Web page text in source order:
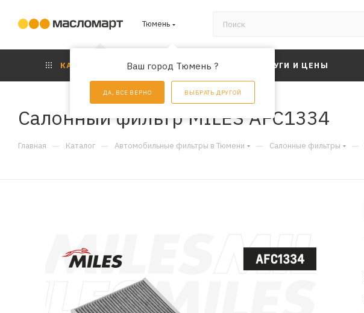
Тюмень
Ваш город Тюмень ?
ДА, ВСЕ ВЕРНО ВЫБРАТЬ ДРУГОЙ
КАТАЛОГ АКЦИИ УСЛУГИ И ЦЕНЫ
Салонный фильтр MILES AFC1334
Главная — Каталог — Автомобильные фильтры в Тюмени — Салонные фильтры —